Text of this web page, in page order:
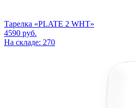
Тарелка «PLATE 2 WHT»
4590 руб.
На складе: 270